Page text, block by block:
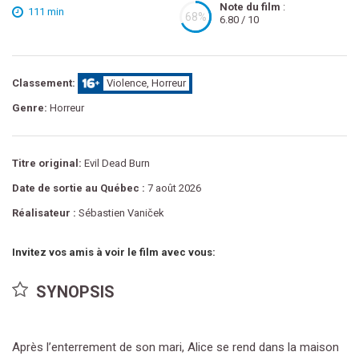
111 min 68%
Note du film :
6.80 / 10
Classement: Violence, Horreur
Genre: Horreur
Titre original: Evil Dead Burn
Date de sortie au Québec : 7 août 2026
Réalisateur : Sébastien Vaniček
Invitez vos amis à voir le film avec vous:
SYNOPSIS
Après l’enterrement de son mari, Alice se rend dans la maison